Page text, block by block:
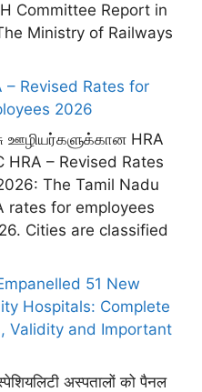
Committee Report in
Ministry of Railways
– Revised Rates for
2026
ஊழியர்களுக்கான HRA
– Revised Rates
The Tamil Nadu
rates for employees
Cities are classified
51 New
Hospitals: Complete
Validity and Important
अस्पतालों को पैनल